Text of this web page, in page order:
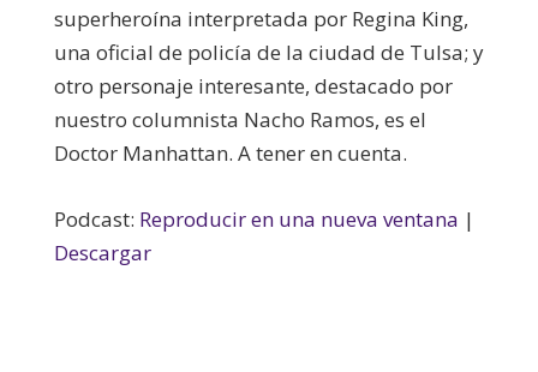
superheroína interpretada por Regina King,
una oficial de policía de la ciudad de Tulsa; y
otro personaje interesante, destacado por
nuestro columnista Nacho Ramos, es el
Doctor Manhattan. A tener en cuenta.
Podcast: Reproducir en una nueva ventana |
Descargar